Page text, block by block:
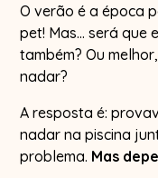
O verão é a época
pet! Mas... será que
também? Ou
nadar?
A resposta é:
nadar na piscina
problema. Mas